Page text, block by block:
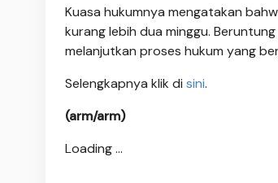
Kuasa hukumnya mengatakan
kurang lebih dua minggu.
melanjutkan proses hukum yang
Selengkapnya klik di sini.
(arm/arm)
Loading ...